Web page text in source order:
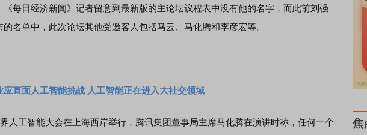
《每日经济新闻》记者留意到最新版的主论坛议程表中没有他的名字，而此前刘强
名单中，此次论坛其他受邀客人包括马云、马化腾和李彦宏等。
应直面人工智能挑战 人工智能正在进入大社交领域
工智能大会在上海西岸举行，腾讯集团董事局主席马化腾在演讲时称，任何一个
焦